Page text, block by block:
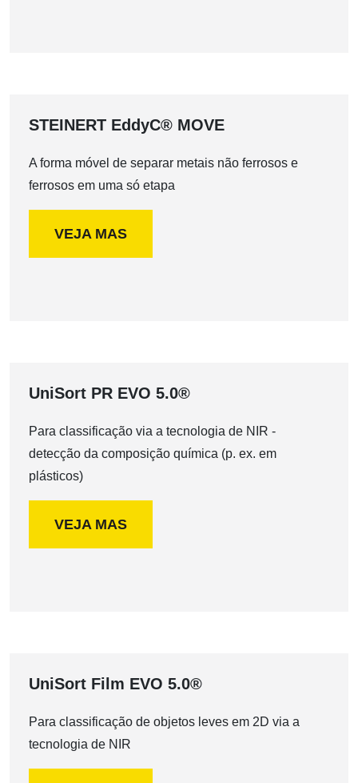
STEINERT EddyC® MOVE
A forma móvel de separar metais não ferrosos e
ferrosos em uma só etapa
VEJA MAS
UniSort PR EVO 5.0®
Para classificação via a tecnologia de NIR -
detecção da composição química (p. ex. em
plásticos)
VEJA MAS
UniSort Film EVO 5.0®
Para classificação de objetos leves em 2D via a
tecnologia de NIR